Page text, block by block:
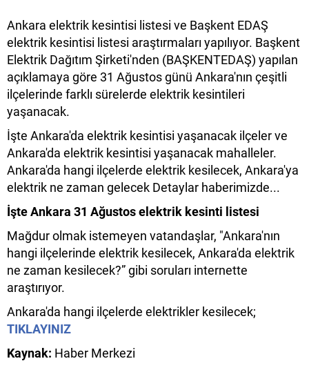
Ankara elektrik kesintisi listesi ve Başkent EDAŞ
elektrik kesintisi listesi araştırmaları yapılıyor. Başkent
Elektrik Dağıtım Şirketi'nden (BAŞKENTEDAŞ) yapılan
açıklamaya göre 31 Ağustos günü Ankara'nın çeşitli
ilçelerinde farklı sürelerde elektrik kesintileri
yaşanacak.
İşte Ankara'da elektrik kesintisi yaşanacak ilçeler ve
Ankara'da elektrik kesintisi yaşanacak mahalleler.
Ankara'da hangi ilçelerde elektrik kesilecek, Ankara'ya
elektrik ne zaman gelecek Detaylar haberimizde...
İşte Ankara 31 Ağustos elektrik kesinti listesi
Mağdur olmak istemeyen vatandaşlar, "Ankara'nın
hangi ilçelerinde elektrik kesilecek, Ankara'da elektrik
ne zaman kesilecek?” gibi soruları internette
araştırıyor.
Ankara'da hangi ilçelerde elektrikler kesilecek;
TIKLAYINIZ
Kaynak: Haber Merkezi